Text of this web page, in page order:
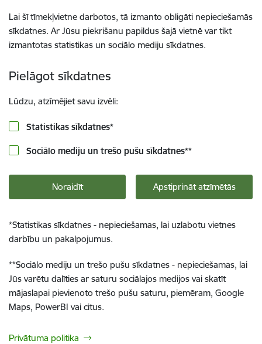
Lai šī tīmekļvietne darbotos, tā izmanto obligāti nepieciešamās
sīkdatnes. Ar Jūsu piekrišanu papildus šajā vietnē var tikt
izmantotas statistikas un sociālo mediju sīkdatnes.
Pielāgot sīkdatnes
Lūdzu, atzīmējiet savu izvēli:
Statistikas sīkdatnes*
Sociālo mediju un trešo pušu sīkdatnes**
Noraidīt Apstiprināt atzīmētās
*Statistikas sīkdatnes - nepieciešamas, lai uzlabotu vietnes
darbību un pakalpojumus.
**Sociālo mediju un trešo pušu sīkdatnes - nepieciešamas, lai
Jūs varētu dalīties ar saturu sociālajos medijos vai skatīt
mājaslapai pievienoto trešo pušu saturu, piemēram, Google
Maps, PowerBI vai citus.
Privātuma politika